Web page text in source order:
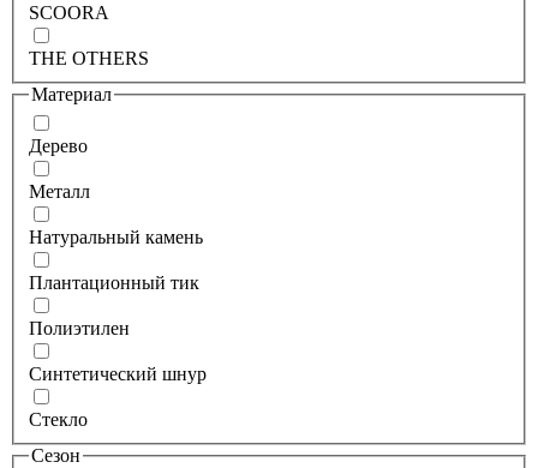
SCOORA
THE OTHERS
Материал
Дерево
Металл
Натуральный камень
Плантационный тик
Полиэтилен
Синтетический шнур
Стекло
Сезон